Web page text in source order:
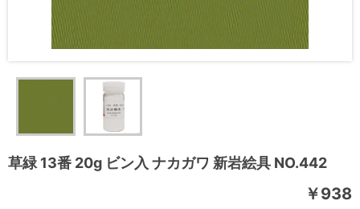
草緑 13番 20g ビン入 ナカガワ 新岩絵具 NO.442
￥938